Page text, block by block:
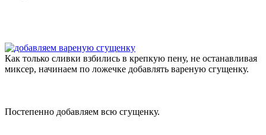
Как только сливки взбились в крепкую пену, не останавливая
миксер, начинаем по ложечке добавлять вареную сгущенку.
Постепенно добавляем всю сгущенку.